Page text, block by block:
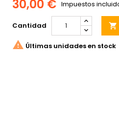
30,00 € Impuestos
Cantidad 
 Últimas unidades en stock